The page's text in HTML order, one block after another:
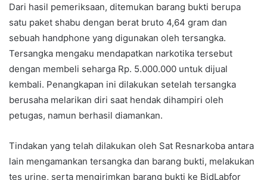
Dari hasil pemeriksaan, ditemukan barang bukti berupa
satu paket shabu dengan berat bruto 4,64 gram dan
sebuah handphone yang digunakan oleh tersangka.
Tersangka mengaku mendapatkan narkotika tersebut
dengan membeli seharga Rp. 5.000.000 untuk dijual
kembali. Penangkapan ini dilakukan setelah tersangka
berusaha melarikan diri saat hendak dihampiri oleh
petugas, namun berhasil diamankan.
Tindakan yang telah dilakukan oleh Sat Resnarkoba antara
lain mengamankan tersangka dan barang bukti, melakukan
tes urine, serta mengirimkan barang bukti ke BidLabfor